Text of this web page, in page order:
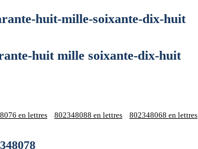
huit-mille-soixante-dix-huit
huit mille soixante-dix-huit
en lettres 802348088 en lettres 802348068 en lettres